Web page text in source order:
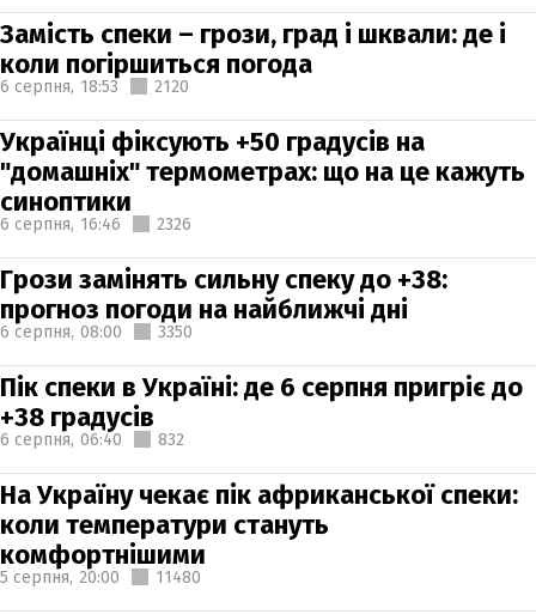
Замість спеки – грози, град і шквали: де і
коли погіршиться погода
6 серпня, 18:53 2120
Українці фіксують +50 градусів на
"домашніх" термометрах: що на це кажуть
синоптики
6 серпня, 16:46 2326
Грози замінять сильну спеку до +38:
прогноз погоди на найближчі дні
6 серпня, 08:00 3350
Пік спеки в Україні: де 6 серпня пригріє до
+38 градусів
6 серпня, 06:40 832
На Україну чекає пік африканської спеки:
коли температури стануть
комфортнішими
5 серпня, 20:00 11480